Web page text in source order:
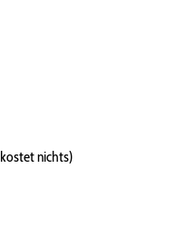
nichts)